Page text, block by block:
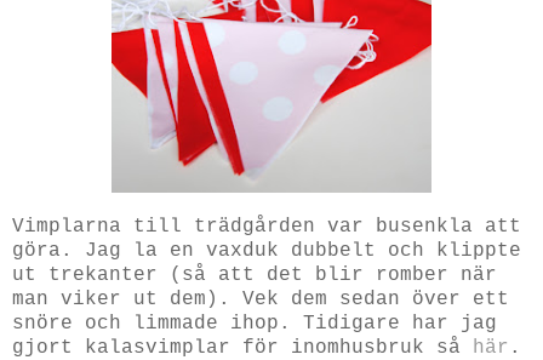
Vimplarna till trädgården var busenkla att
göra. Jag la en vaxduk dubbelt och klippte
ut trekanter (så att det blir romber när
man viker ut dem). Vek dem sedan över ett
snöre och limmade ihop. Tidigare har jag
gjort kalasvimplar för inomhusbruk så
här .